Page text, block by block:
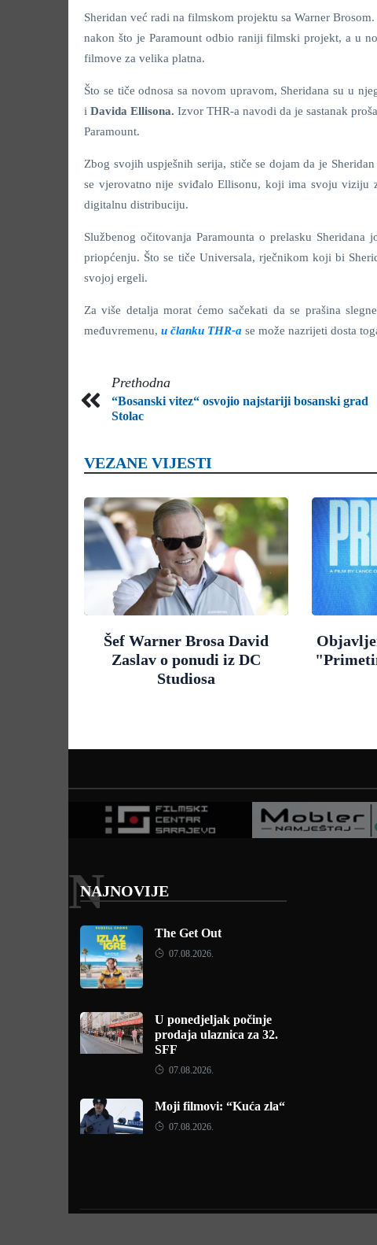
Sheridan već radi na filmskom projektu sa Warner Brosom.
nakon što je Paramount odbio raniji filmski projekt, a u
filmove za velika platna.
Što se tiče odnosa sa novom upravom, Sheridana su u
iDavida Ellisona.Izvor THR-a navodi da je sastanak
Paramount.
Zbog svojih uspješnih serija, stiče se dojam da je
se vjerovatno nije sviđalo Ellisonu, koji ima svoju viziju
digitalnu distribuciju.
Službenog očitovanja Paramounta o prelasku
priopćenju. Što se tiče Universala, rječnikom koji bi
svojoj ergeli.
Za više detalja morat ćemo sačekati da se prašina
međuvremenu, u članku THR-a se može nazrijeti dosta
Prethodna
“Bosanski vitez“ osvojio najstariji bosanski grad
Stolac
VEZANE VIJESTI
Šef Warner Brosa David
Zaslav o ponudi iz DC
Studiosa
NAJNOVIJE
N
The Get Out
07.08.2026.
U ponedjeljak počinje
prodaja ulaznica za 32.
SFF
07.08.2026.
Moji filmovi: “Kuća zla“
07.08.2026.